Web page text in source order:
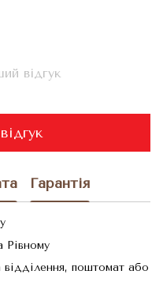
відгук
Гарантія
Рівному
поштомат або